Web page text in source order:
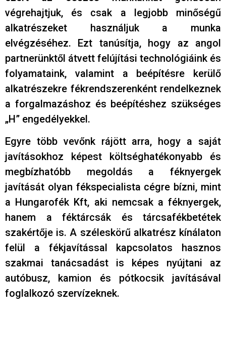
végrehajtjuk, és csak a legjobb minőségű
alkatrészeket használjuk a munka
elvégzéséhez. Ezt tanúsítja, hogy az angol
partnerünktől átvett felújítási technológiáink és
folyamataink, valamint a beépítésre kerülő
alkatrészekre fékrendszerenként rendelkeznek
a forgalmazáshoz és beépítéshez szükséges
„H” engedélyekkel.
Egyre több vevőnk rájött arra, hogy a saját
javításokhoz képest költséghatékonyabb és
megbízhatóbb megoldás a féknyergek
javítását olyan fékspecialista cégre bízni, mint
a Hungarofék Kft, aki nemcsak a féknyergek,
hanem a féktárcsák és tárcsafékbetétek
szakértője is. A széleskörű alkatrész kínálaton
felül a fékjavítással kapcsolatos hasznos
szakmai tanácsadást is képes nyújtani az
autóbusz, kamion és pótkocsik javításával
foglalkozó szervízeknek.